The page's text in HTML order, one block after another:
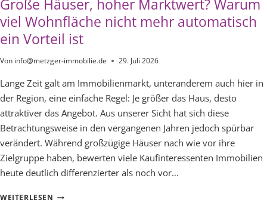
Große Häuser, hoher Marktwert? Warum
viel Wohnfläche nicht mehr automatisch
ein Vorteil ist
Von info@metzger-immobilie.de 29. Juli 2026
Lange Zeit galt am Immobilienmarkt, unteranderem auch hier in
der Region, eine einfache Regel: Je größer das Haus, desto
attraktiver das Angebot. Aus unserer Sicht hat sich diese
Betrachtungsweise in den vergangenen Jahren jedoch spürbar
verändert. Während großzügige Häuser nach wie vor ihre
Zielgruppe haben, bewerten viele Kaufinteressenten Immobilien
heute deutlich differenzierter als noch vor…
WEITERLESEN GROSSE H